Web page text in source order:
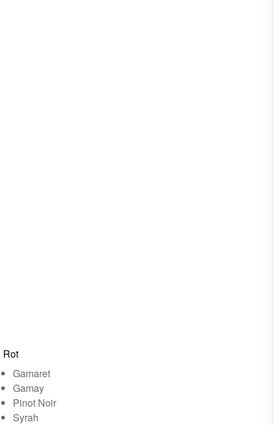
Rot
Gamaret
Gamay
Pinot Noir
Syrah